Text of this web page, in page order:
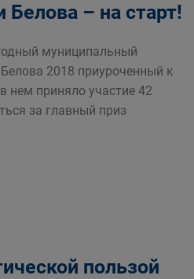
– на старт!
муниципальный
2018 приуроченный к
нем приняло участие 42
за главный приз
пользой